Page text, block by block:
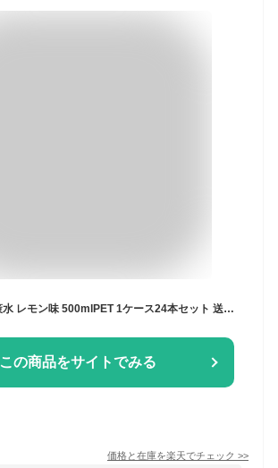
赤穂化成 熱中対策水 レモン味 500mlPET 1ケース24本セット 送料無料 室戸海洋深層水 天塩 子供 小学生 中学生 高校生 高齢者 水分補給 夏 飲料水 夏バテ防止 塩分補給 野外活動 ミネラル補給 レジャー 工事現場 部活動 現場作業 スポーツ カロリーゼロ 国産 まとめ買い
この商品をサイトでみる
価格と在庫を楽天でチェック >>